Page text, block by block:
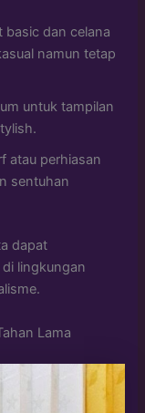
basic dan celana
namun tetap
untuk tampilan
atau perhiasan
sentuhan
dapat
lingkungan
Lama